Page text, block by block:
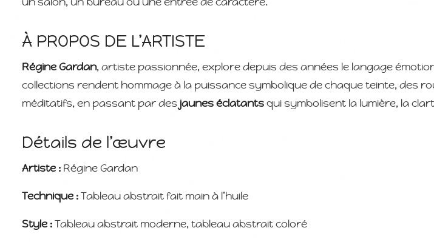
À PROPOS DE L’ARTISTE
Régine Gardan, artiste passionnée, explore depuis des années le langage
collections rendent hommage à la puissance symbolique de chaque teinte, des
méditatifs, en passant par des jaunes éclatantsqui symbolisent la lumière, la
Détails de l’œuvre
Artiste : Régine Gardan
Technique :Tableau abstrait fait main à l’huile
Style :Tableau abstrait moderne, tableau abstrait coloré